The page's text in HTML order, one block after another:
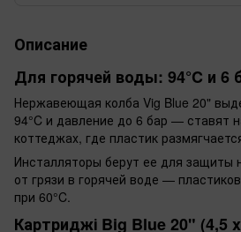
Описание
Для горячей воды: 94°C и 6
Нержавеющая колба Vig Blue 20"
94°C и давление до 6 бар — ставят
коттеджах, где пластик
Инсталляторы берут ее для защиты
от грязи в горячей воде —
при 60°C.
Картриджі Big Blue 20" (4,5